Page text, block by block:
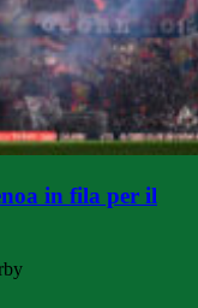
in fila per il